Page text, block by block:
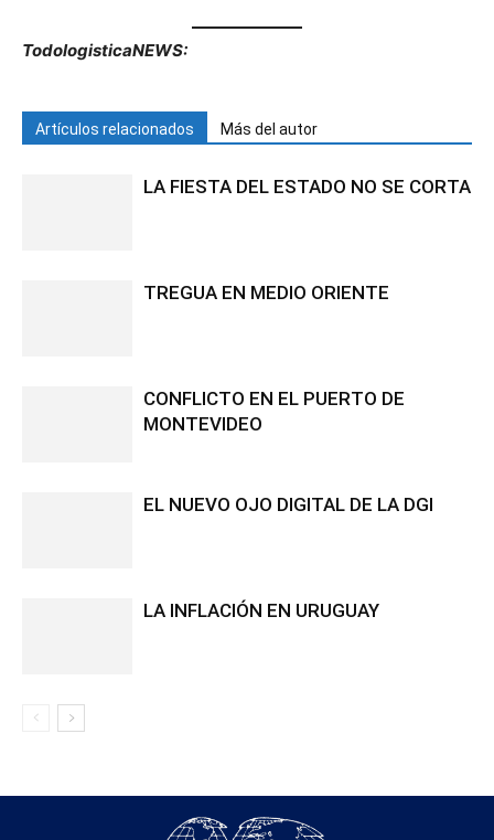
TodologisticaNEWS:
Artículos relacionados Más del autor
LA FIESTA DEL ESTADO NO SE CORTA
TREGUA EN MEDIO ORIENTE
CONFLICTO EN EL PUERTO DE
MONTEVIDEO
EL NUEVO OJO DIGITAL DE LA DGI
LA INFLACIÓN EN URUGUAY